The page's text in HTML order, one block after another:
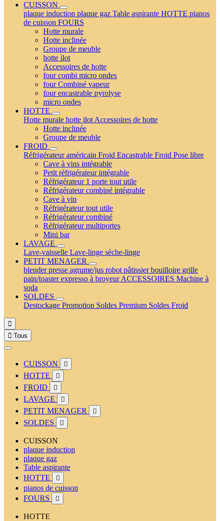
CUISSON
plaque induction plaque gaz Table aspirante HOTTE pianos
de cuisson FOURS
Hotte murale
Hotte inclinée
Groupe de meuble
hotte ilot
Accessoires de hotte
four combi micro ondes
four Combiné vapeur
four encastrable pyrolyse
micro ondes
HOTTE
Hotte murale hotte ilot Accessoires de hotte
Hotte inclinée
Groupe de meuble
FROID
Réfrigérateur américain Froid Encastrable Froid Pose libre
Cave à vins intégrable
Petit réfrigérateur intégrable
Réfrigérateur 1 porte tout utile
Réfrigérateur combiné intégrable
Cave à vin
Réfrigérateur tout utile
Réfrigérateur combiné
Réfrigérateur multiportes
Mini bar
LAVAGE
Lave-vaisselle Lave-linge sèche-linge
PETIT MENAGER
blenderpresse agrume/jus robot pâtissierbouilloire grille
pain/toasterexpresso à broyeurACCESSOIRES Machine à
soda
SOLDES
Destockage Promotion Soldes Premium Soldes Froid

 Tous
CUISSON 
HOTTE 
FROID 
LAVAGE 
PETIT MENAGER 
SOLDES 
CUISSON
plaque induction
plaque gaz
Table aspirante
HOTTE

pianos de cuisson
FOURS

HOTTE